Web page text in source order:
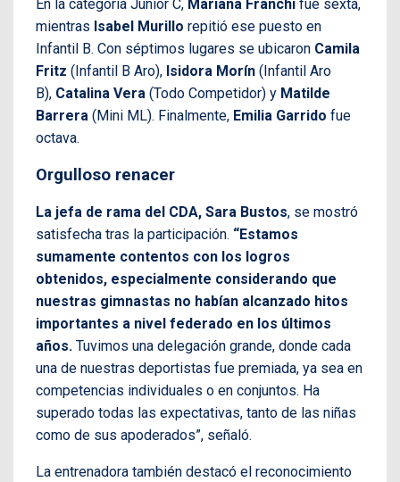
En la categoría Junior C, Mariana Franchi fue sexta,
mientras Isabel Murillo repitió ese puesto en
Infantil B. Con séptimos lugares se ubicaron Camila
Fritz (Infantil B Aro), Isidora Morín (Infantil Aro
B), Catalina Vera (Todo Competidor) y Matilde
Barrera (Mini ML). Finalmente, Emilia Garrido fue
octava.
Orgulloso renacer
La jefa de rama del CDA, Sara Bustos, se mostró
satisfecha tras la participación. “Estamos
sumamente contentos con los logros
obtenidos, especialmente considerando que
nuestras gimnastas no habían alcanzado hitos
importantes a nivel federado en los últimos
años. Tuvimos una delegación grande, donde cada
una de nuestras deportistas fue premiada, ya sea en
competencias individuales o en conjuntos. Ha
superado todas las expectativas, tanto de las niñas
como de sus apoderados”, señaló.
La entrenadora también destacó el reconocimiento